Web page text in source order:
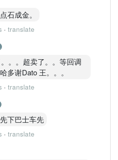
石成金。
· translate
。。超卖了。。等回调
多谢Dato 王。。。
· translate
下巴士车先
· translate